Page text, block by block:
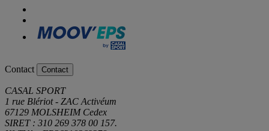
Contact Contact
CASAL SPORT
1 rue Blériot - ZAC Activéum
67129 MOLSHEIM Cedex
SIRET : 310 269 378 00 157.